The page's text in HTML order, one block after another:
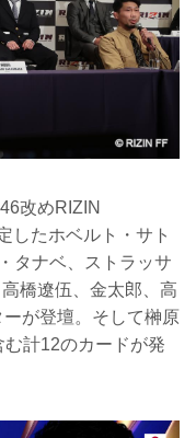
祝・月）
は決定次第RIZIN FFオ
トにてご案内します。
改めRIZIN
したホベルト・サト
タナベ、ストラッサ
橋遼伍、金太郎、高
が登壇。そして榊原
計12のカードが発